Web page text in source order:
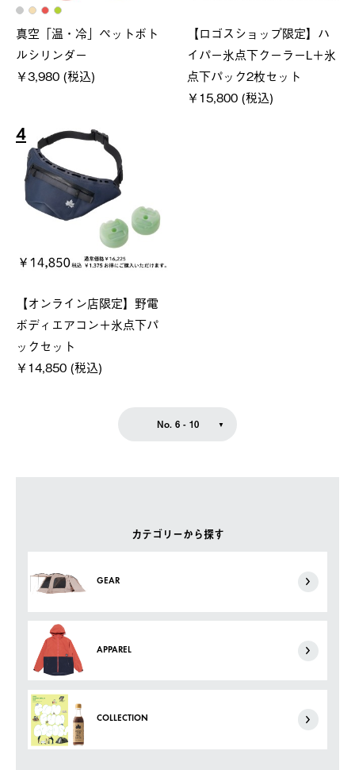
カテゴリーから探す
GEAR
APPAREL
COLLECTION
真空「温・冷」ペットボト
ルシリンダー
￥3,980 (税込)
【ロゴスショップ限定】ハ
イパー氷点下クーラーL＋氷
点下パック2枚セット
￥15,800 (税込)
4
【オンライン店限定】野電
ボディエアコン＋氷点下パ
ックセット
￥14,850 (税込)
No. 6 - 10